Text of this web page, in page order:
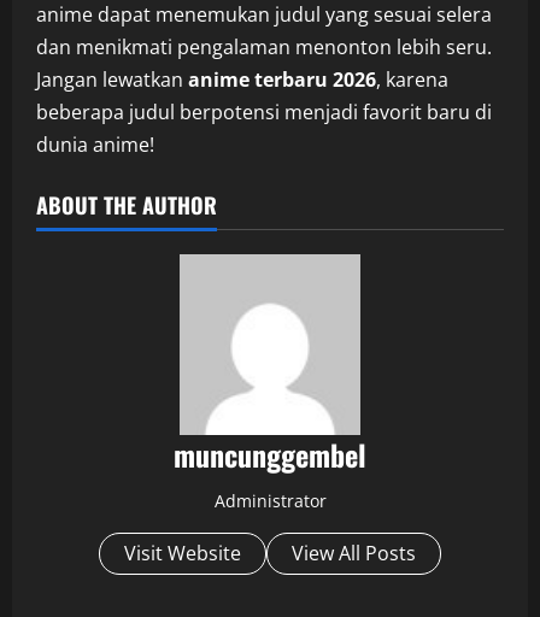
anime dapat menemukan judul yang sesuai selera
dan menikmati pengalaman menonton lebih seru.
Jangan lewatkan anime terbaru 2026, karena
beberapa judul berpotensi menjadi favorit baru di
dunia anime!
ABOUT THE AUTHOR
muncunggembel
Administrator
Visit Website View All Posts